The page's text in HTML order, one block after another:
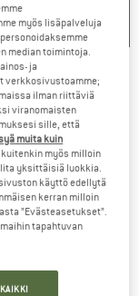
-
myös lisäpalveluja
median toimintoja.
ja
verkkosivustoamme;
ilman riittäviä
viranomaisten
sille, että
muita kuin
kuitenkin myös milloin
yksittäisiä luokkia.
käyttö edellytä
kerran milloin
”Evästeasetukset”.
tapahtuvan